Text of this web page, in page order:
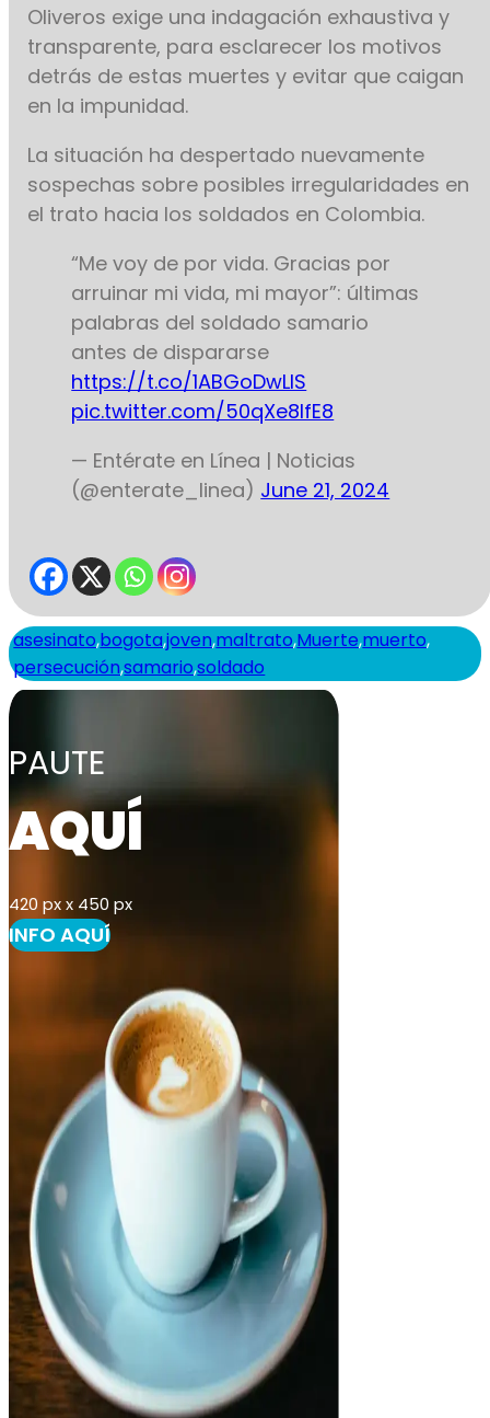
Oliveros exige una indagación exhaustiva y
transparente, para esclarecer los motivos
detrás de estas muertes y evitar que caigan
en la impunidad.
La situación ha despertado nuevamente
sospechas sobre posibles irregularidades en
el trato hacia los soldados en Colombia.
“Me voy de por vida. Gracias por
arruinar mi vida, mi mayor”: últimas
palabras del soldado samario
antes de dispararse
https://t.co/1ABGoDwLlS
pic.twitter.com/50qXe8lfE8
— Entérate en Línea | Noticias
(@enterate_linea) June 21, 2024
asesinato,bogota,joven,maltrato,Muerte,muerto,
persecución,samario,soldado
PAUTE
AQUÍ
420 px x 450 px
INFO AQUÍ